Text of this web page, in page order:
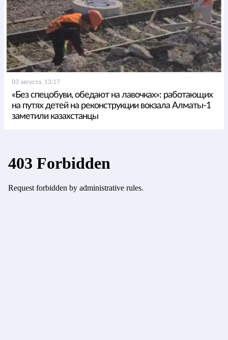
03 августа, 13:17
«Без спецобуви, обедают на лавочках»: работающих
на путях детей на реконструкции вокзала Алматы-1
заметили казахстанцы